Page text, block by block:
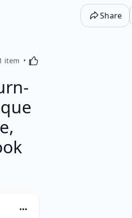
Share
item Activating this element will